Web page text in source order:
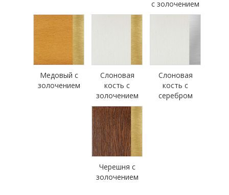
с золочением
Медовый с
золочением
Слоновая
кость с
золочением
Слоновая
кость с
серебром
Черешня с
золочением